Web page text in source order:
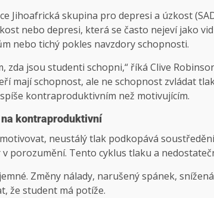
Jihoafrická skupina pro depresi a úzkost
nebo depresi, která se často nejeví jako
nebo tichý pokles navzdory schopnosti.
zda jsou studenti schopni,“ říká Clive
mají schopnost, ale ne schopnost zvládat
kontraproduktivním než motivujícím.
kontraproduktivní
neustálý tlak podkopává
porozumění. Tento cyklus tlaku a
Změny nálady, narušený spánek,
že student má potíže.